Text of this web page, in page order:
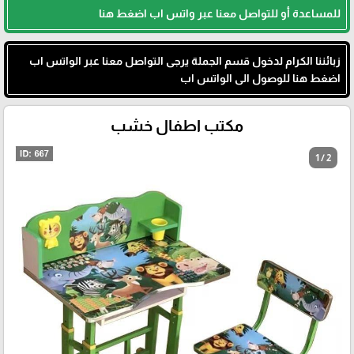
للمساعدة أو للتواصل معنا عبر واتس اب اضغط هنا
زبائننا الكرام لدخول قسم الجملة يرجى التواصل معنا عبر الواتس اب
اضغط هنا للوصول الى الواتس اب
مكتب اطفال خشب
1 / 2